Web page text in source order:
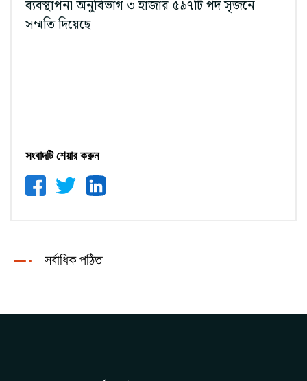
ব্যবস্থাপনা অনুবিভাগ ৩ হাজার ৫৯৭টি পদ সৃজনে
সম্মতি দিয়েছে।
সংবাদটি শেয়ার করুন
সর্বাধিক পঠিত